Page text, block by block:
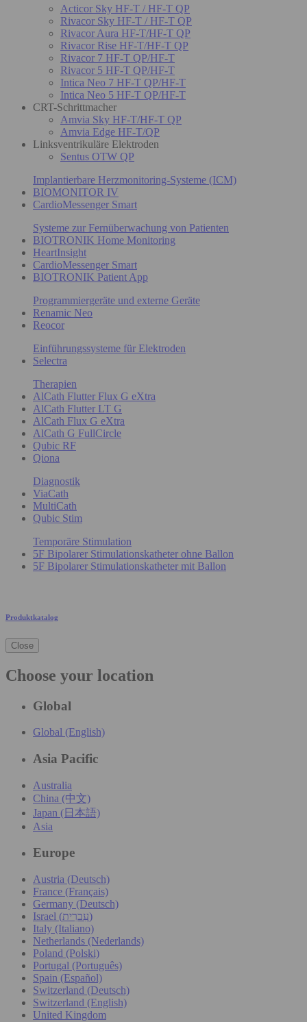
Acticor Sky HF-T / HF-T QP
Rivacor Sky HF-T / HF-T QP
Rivacor Aura HF-T/HF-T QP
Rivacor Rise HF-T/HF-T QP
Rivacor 7 HF-T QP/HF-T
Rivacor 5 HF-T QP/HF-T
Intica Neo 7 HF-T QP/HF-T
Intica Neo 5 HF-T QP/HF-T
CRT-Schrittmacher
Amvia Sky HF-T/HF-T QP
Amvia Edge HF-T/QP
Linksventrikuläre Elektroden
Sentus OTW QP
Implantierbare Herzmonitoring-Systeme (ICM)
BIOMONITOR IV
CardioMessenger Smart
Systeme zur Fernüberwachung von Patienten
BIOTRONIK Home Monitoring
HeartInsight
CardioMessenger Smart
BIOTRONIK Patient App
Programmiergeräte und externe Geräte
Renamic Neo
Reocor
Einführungssysteme für Elektroden
Selectra
Therapien
AlCath Flutter Flux G eXtra
AlCath Flutter LT G
AlCath Flux G eXtra
AlCath G FullCircle
Qubic RF
Qiona
Diagnostik
ViaCath
MultiCath
Qubic Stim
Temporäre Stimulation
5F Bipolarer Stimulationskatheter ohne Ballon
5F Bipolarer Stimulationskatheter mit Ballon
Produktkatalog
Close
Choose your location
Global
Global (English)
Asia Pacific
Australia
China (中文)
Japan (日本語)
Asia
Europe
Austria (Deutsch)
France (Français)
Germany (Deutsch)
Israel (עִברִית)
Italy (Italiano)
Netherlands (Nederlands)
Poland (Polski)
Portugal (Português)
Spain (Español)
Switzerland (Deutsch)
Switzerland (English)
United Kingdom